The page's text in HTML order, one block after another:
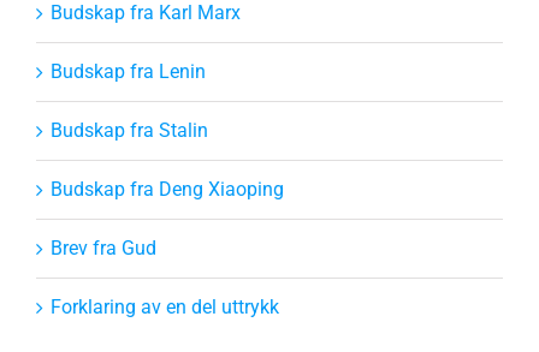
Budskap fra Karl Marx
Budskap fra Lenin
Budskap fra Stalin
Budskap fra Deng Xiaoping
Brev fra Gud
Forklaring av en del uttrykk